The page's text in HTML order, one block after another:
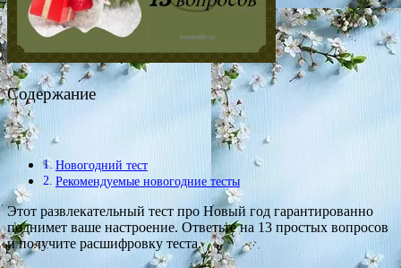
Содержание
Новогодний тест
Рекомендуемые новогодние тесты
Этот развлекательный тест про Новый год гарантированно
поднимет ваше настроение. Ответьте на 13 простых вопросов
и получите расшифровку теста.